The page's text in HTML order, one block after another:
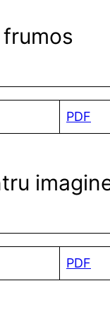
PDF
PDF